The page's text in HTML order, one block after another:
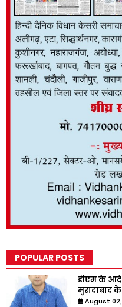
POPULAR POSTS
डीएम के
मुरादाबाद
August